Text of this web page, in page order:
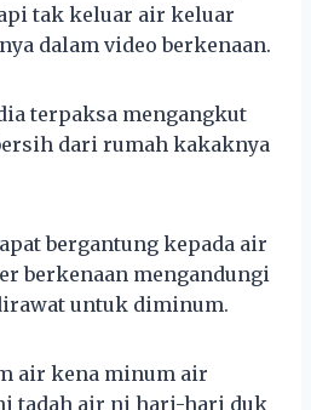
tak keluar air keluar
dalam video berkenaan.
terpaksa mengangkut
dari rumah kakaknya
bergantung kepada air
berkenaan mengandungi
untuk diminum.
air kena minum air
tadah air ni hari-hari duk